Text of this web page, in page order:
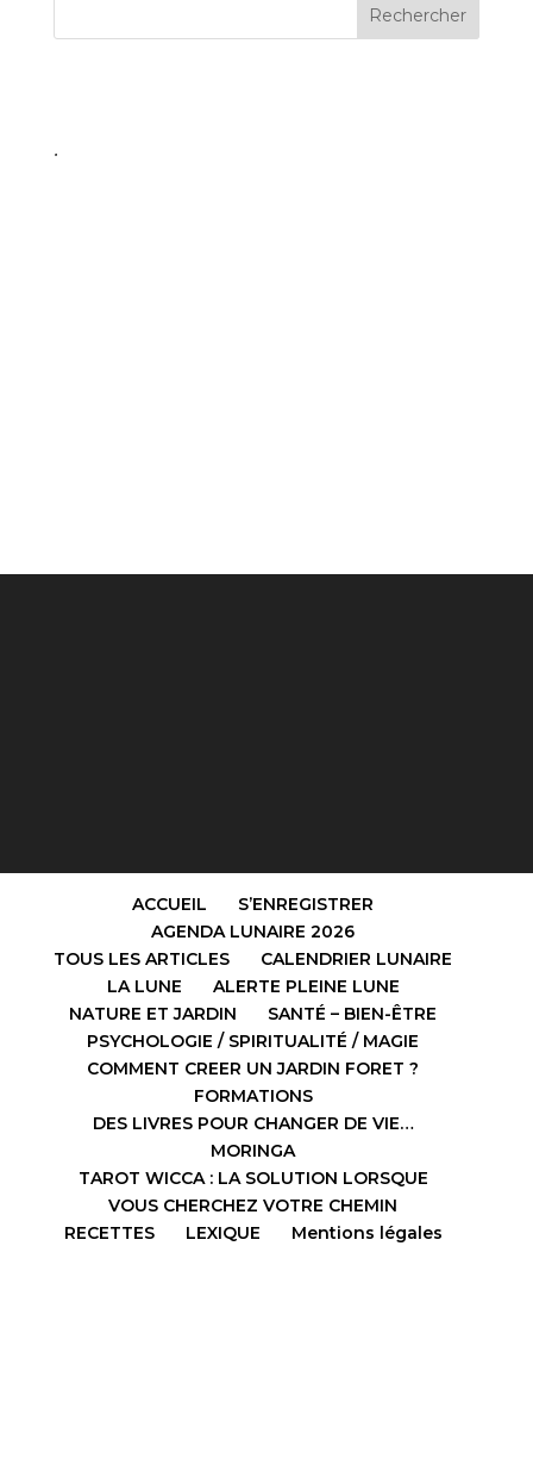
.
ACCUEIL
S’ENREGISTRER
AGENDA LUNAIRE 2026
TOUS LES ARTICLES
CALENDRIER LUNAIRE
LA LUNE
ALERTE PLEINE LUNE
NATURE ET JARDIN
SANTÉ – BIEN-ÊTRE
PSYCHOLOGIE / SPIRITUALITÉ / MAGIE
COMMENT CREER UN JARDIN FORET ?
FORMATIONS
DES LIVRES POUR CHANGER DE VIE…
MORINGA
TAROT WICCA : LA SOLUTION LORSQUE
VOUS CHERCHEZ VOTRE CHEMIN
RECETTES
LEXIQUE Mentions légales